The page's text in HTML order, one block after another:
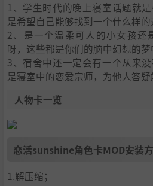
1、学生时代的晚上寝室话题就
是希望自己能够找到一个什么样的
2、是一个温柔可人的小女孩还
呀，这些都是你们的脑中幻想的梦
3、宿舍中还一定会有一个从来
是寝室中的恋爱宗师，为他人答疑
人物卡一览
恋活sunshine角色卡MOD安装
1.解压缩；